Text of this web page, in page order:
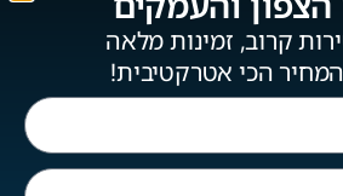
אליכם בהקדם:
קרוב, זמינות מלאה
הכי אטרקטיבית!